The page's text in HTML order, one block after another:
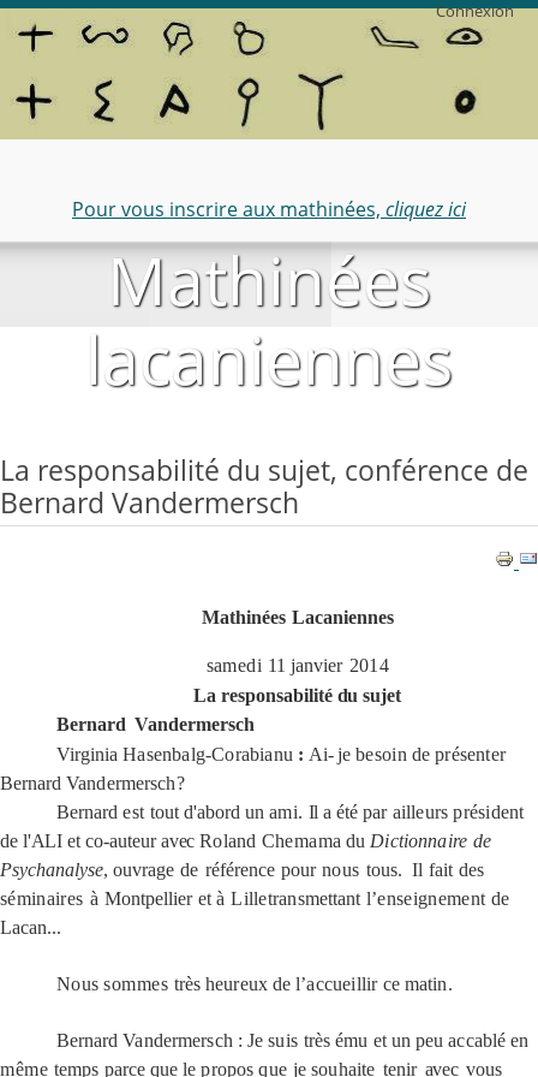
Connexion
Pour vous inscrire aux mathinées, cliquez ici
Mathinées
lacaniennes
La responsabilité du sujet, conférence de
Bernard Vandermersch
Mathinées Lacaniennes
samedi 11 janvier 2014
La responsabilité dusujet
Bernard Vandermersch
VirginiaHasenbalg-Corabianu : Ai-je besoindeprésenter
Bernard Vandermersch?
Bernardest tout d'abord un ami. Il a été par ailleursprésident
de l'ALI et co-auteuravecRoland Chemama du Dictionnaire de
Psychanalyse, ouvrage de référence pour nous tous. Il fait des
séminaires à Montpellier et à Lilletransmettant l’enseignement de
Lacan...
Noussommes très heureuxdel’accueillir ce matin.
BernardVandermersch : Je suis très émuet un peuaccabléen
même temps parce que lepropos que je souhaite tenir avec vous